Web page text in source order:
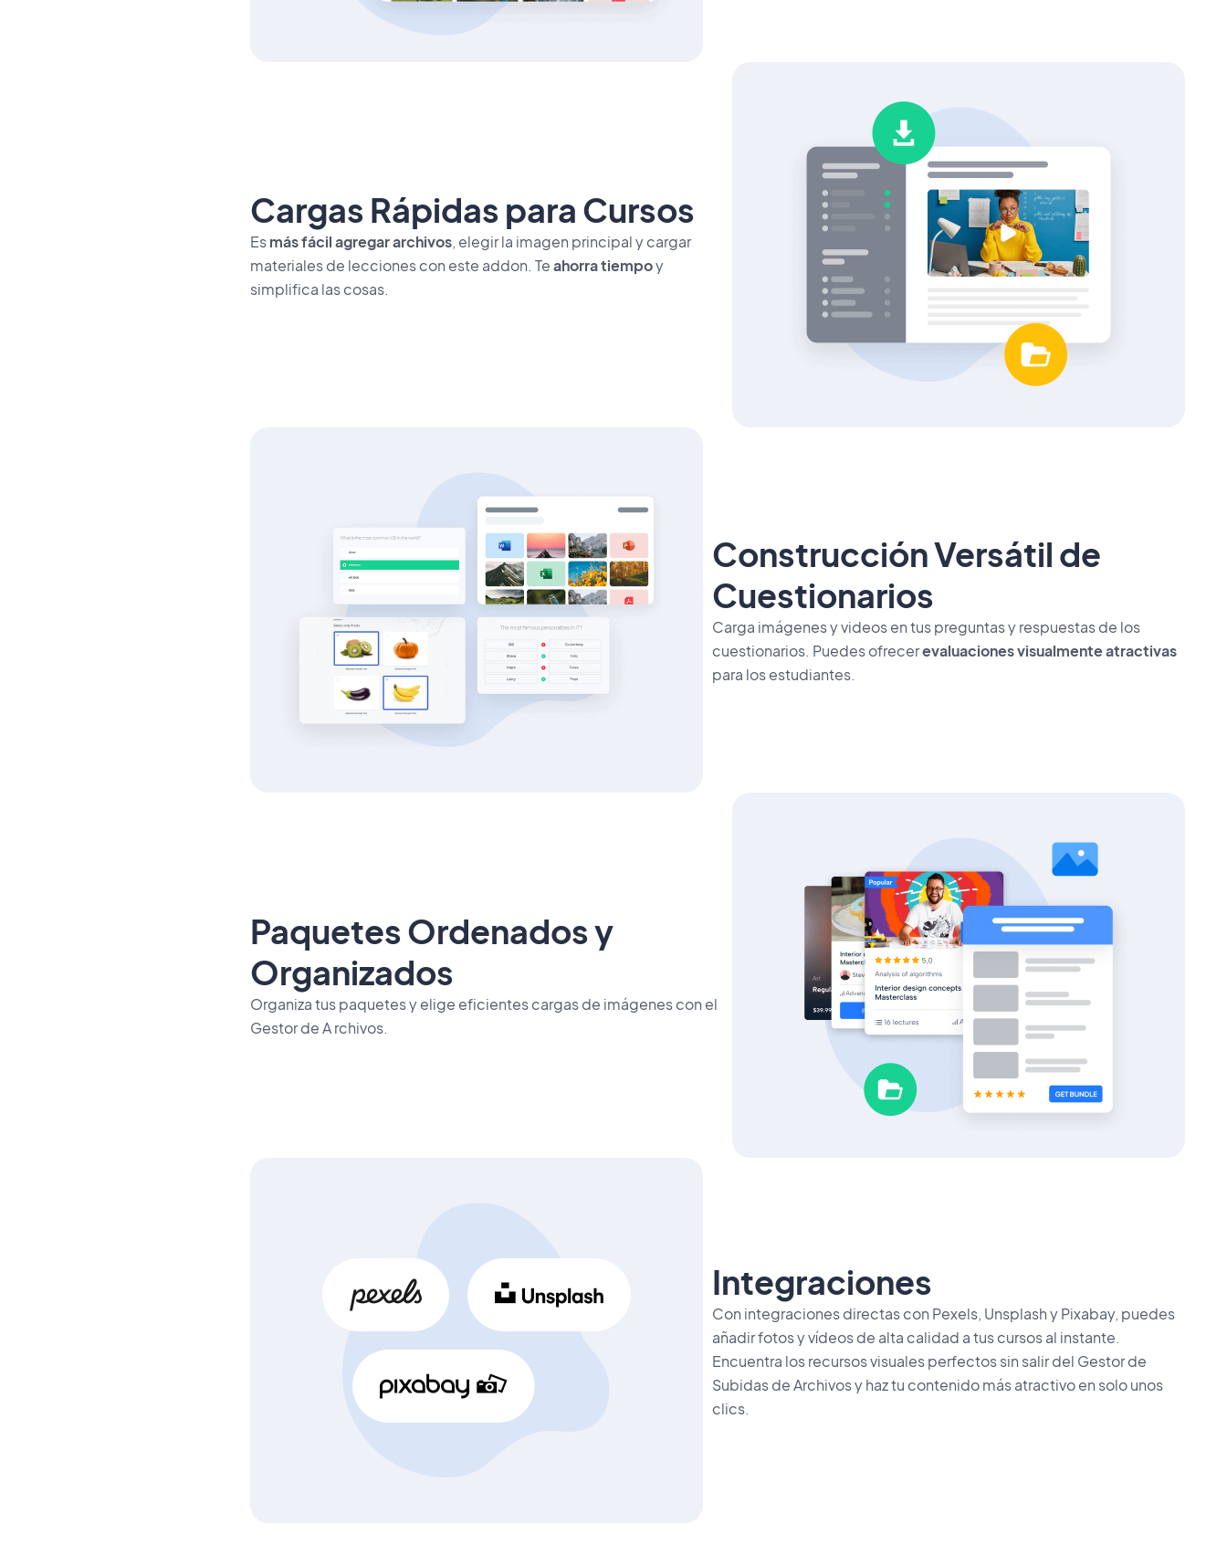
Cargas Rápidas para Cursos
Esmás fácil agregar archivos, elegir la imagen principal y cargar
materiales de lecciones con este addon. Teahorra tiempoy
simplifica las cosas.
Construcción Versátil de
Cuestionarios
Carga imágenes y videos en tus preguntas y respuestas de los
cuestionarios. Puedes ofrecerevaluaciones visualmente atractivas
para los estudiantes.
Paquetes Ordenados y
Organizados
Organiza tus paquetes y elige eficientes cargas de imágenes con el
Gestor de A rchivos.
Integraciones
Con integraciones directas con Pexels, Unsplash y Pixabay, puedes
añadir fotos y vídeos de alta calidad a tus cursos al instante.
Encuentra los recursos visuales perfectos sin salir del Gestor de
Subidas de Archivos y haz tu contenido más atractivo en solo unos
clics.